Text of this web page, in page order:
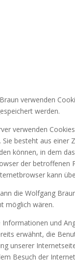
verwenden
werden.
verwenden
Sie besteht aus
können, in dem
der
kann
die Wolfgang
möglich wären.
und
erwähnt, die
unserer
Besuch der